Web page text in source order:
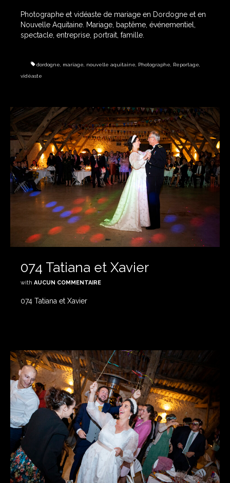
Photographe et vidéaste de mariage en Dordogne et en
Nouvelle Aquitaine. Mariage, baptême, événementiel,
spectacle, entreprise, portrait, famille.
dordogne mariage nouvelle aquitaine Photographe Reportage
vidéaste
074 Tatiana et Xavier
with AUCUN COMMENTAIRE
074 Tatiana et Xavier